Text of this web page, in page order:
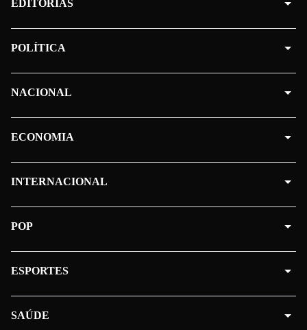
EDITORIAS
POLÍTICA
NACIONAL
ECONOMIA
INTERNACIONAL
POP
ESPORTES
SAÚDE